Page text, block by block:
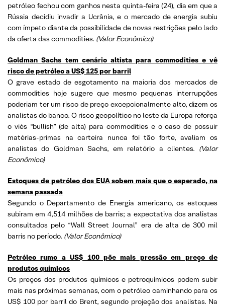
petróleo fechou com ganhos nesta quinta-feira (24), dia em que a
Rússia decidiu invadir a Ucrânia, e o mercado de energia subiu
com ímpeto diante da possibilidade de novas restrições pelo lado
da oferta das commodities. (Valor Econômico)
Goldman Sachs tem cenário altista para commodities e vê
risco de petróleo a US$ 125 por barril
O grave estado de esgotamento na maioria dos mercados de
commodities hoje sugere que mesmo pequenas interrupções
poderiam ter um risco de preço excepcionalmente alto, dizem os
analistas do banco. O risco geopolítico no leste da Europa reforça
o viés “bullish” (de alta) para commodities e o caso de possuir
matérias-primas na carteira nunca foi tão forte, avaliam os
analistas do Goldman Sachs, em relatório a clientes. (Valor
Econômico)
Estoques de petróleo dos EUA sobem mais que o esperado, na
semana passada
Segundo o Departamento de Energia americano, os estoques
subiram em 4,514 milhões de barris; a expectativa dos analistas
consultados pelo “Wall Street Journal” era de alta de 300 mil
barris no período. (Valor Econômico)
Petróleo rumo a US$ 100 põe mais pressão em preço de
produtos químicos
Os preços dos produtos químicos e petroquímicos podem subir
mais nas próximas semanas, com o petróleo caminhando para os
US$ 100 por barril do Brent, segundo projeção dos analistas. Na